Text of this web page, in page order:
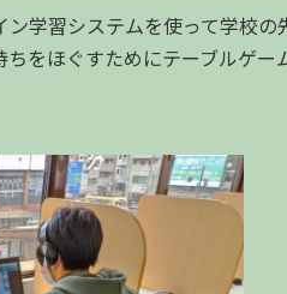
学習システムを使って学校
をほぐすためにテーブルゲ